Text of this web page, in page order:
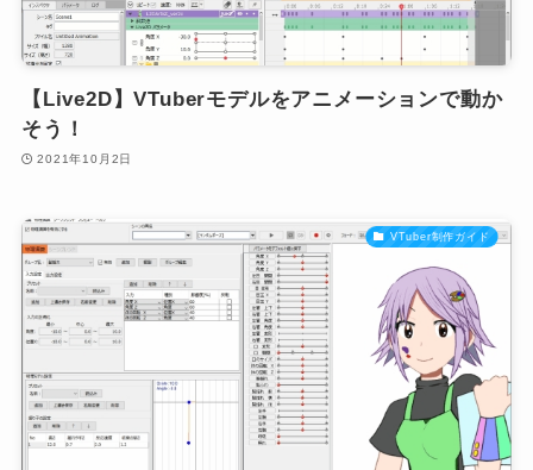
【Live2D】VTuberモデルをアニメーションで動か
そう！
2021年10月2日
VTuber制作ガイド